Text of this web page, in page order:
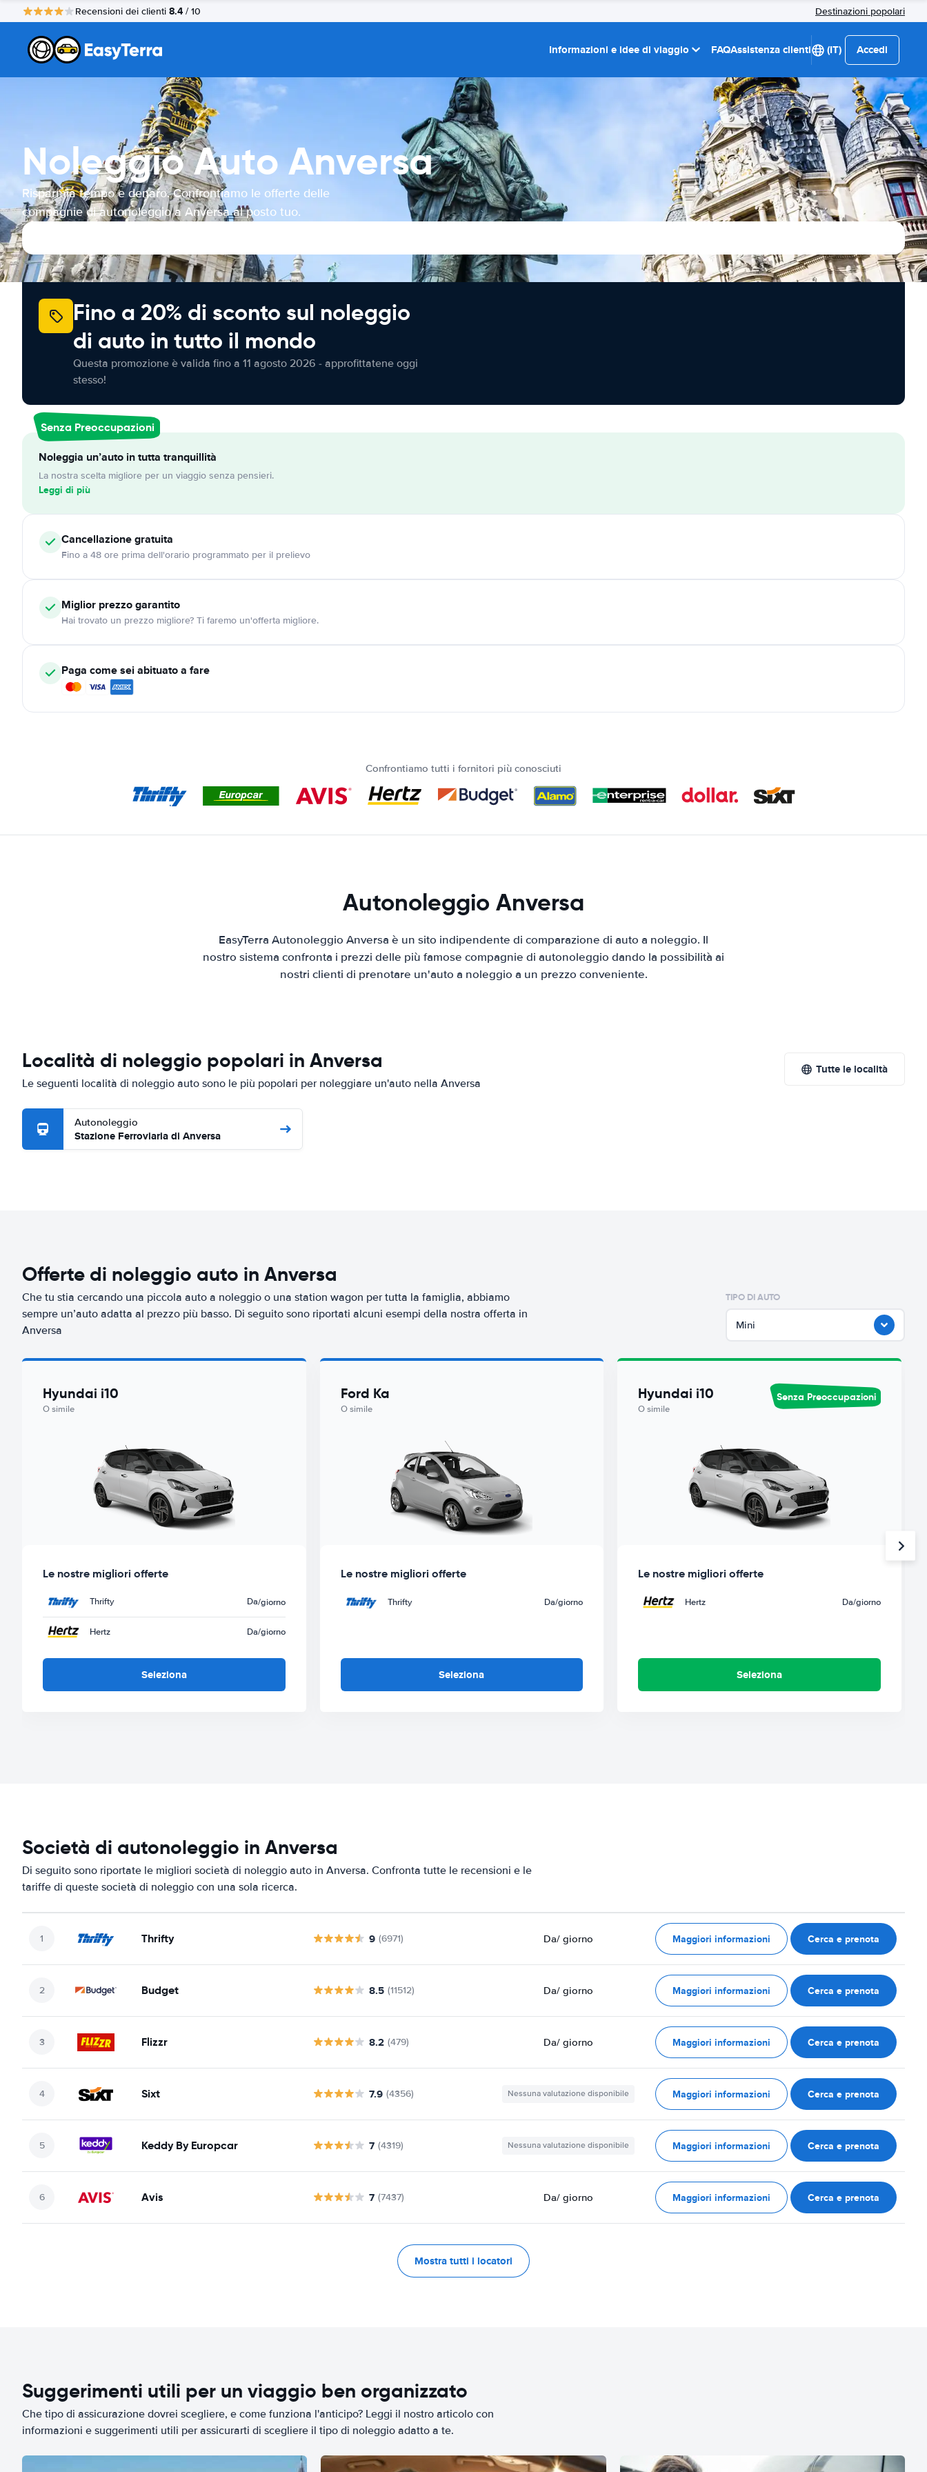
Recensioni dei clienti 8.4 / 10 Destinazioni popolari
Informazioni e idee di viaggio FAQAssistenza clienti (IT) Accedi
Noleggio Auto Anversa
Risparmia tempo e denaro. Confrontiamo le offerte delle
compagnie di autonoleggio a Anversa al posto tuo.
Fino a 20% di sconto sul noleggio
di auto in tutto il mondo
Questa promozione è valida fino a 11 agosto 2026 - approfittatene oggi
stesso!
Senza Preoccupazioni
Noleggia un’auto in tutta tranquillità
La nostra scelta migliore per un viaggio senza pensieri.
Leggi di più
Cancellazionegratuita
Fino a 48 ore prima dell'orario programmato per il prelievo
Miglior prezzo garantito
Hai trovato un prezzo migliore? Ti faremo un'offerta migliore.
Paga come sei abituato a fare
Confrontiamo tutti i fornitori più conosciuti
Autonoleggio Anversa
EasyTerra Autonoleggio Anversa è un sito indipendente di comparazione di auto a noleggio. Il
nostro sistema confronta i prezzi delle più famose compagnie di autonoleggio dando la possibilità ai
nostri clienti di prenotare un'auto a noleggio a un prezzo conveniente.
Località di noleggio popolari in Anversa
Le seguenti località di noleggio auto sono le più popolari per noleggiare un'auto nella Anversa
Tutte le località
Autonoleggio
Stazione Ferroviaria di Anversa
Offerte di noleggio auto in Anversa
Che tu stia cercando una piccola auto a noleggio o una station wagon per tutta la famiglia, abbiamo
sempre un’auto adatta al prezzo più basso. Di seguito sono riportati alcuni esempi della nostra offerta in
Anversa
TIPO DI AUTO
Mini
Hyundai i10
O simile
Le nostre migliori offerte
Thrifty Da/giorno
Hertz Da/giorno
Seleziona
Ford Ka
O simile
Le nostre migliori offerte
Thrifty Da/giorno
Seleziona
Hyundai i10
O simile
Senza Preoccupazioni
Le nostre migliori offerte
Hertz Da/giorno
Seleziona
Società di autonoleggio in Anversa
Di seguito sono riportate le migliori società di noleggio auto in Anversa. Confronta tutte le recensioni e le
tariffe di queste società di noleggio con una sola ricerca.
Thrifty 9 (6971) Da/ giorno Maggiori informazioni Cerca e prenota
Budget 8.5 (11512) Da/ giorno Maggiori informazioni Cerca e prenota
Flizzr 8.2 (479) Da/ giorno Maggiori informazioni Cerca e prenota
Sixt 7.9 (4356) Nessuna valutazione disponibile Maggiori informazioni Cerca e prenota
Keddy By Europcar 7 (4319) Nessuna valutazione disponibile Maggiori informazioni Cerca e prenota
Avis 7 (7437) Da/ giorno Maggiori informazioni Cerca e prenota
Mostra tutti i locatori
Suggerimenti utili per un viaggio ben organizzato
Che tipo di assicurazione dovrei scegliere, e come funziona l'anticipo? Leggi il nostro articolo con
informazioni e suggerimenti utili per assicurarti di scegliere il tipo di noleggio adatto a te.